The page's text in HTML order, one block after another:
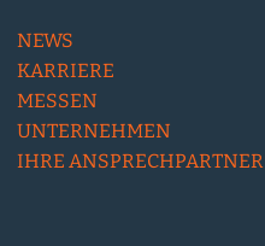
NEWS
KARRIERE
MESSEN
UNTERNEHMEN
IHRE ANSPRECHPARTNER